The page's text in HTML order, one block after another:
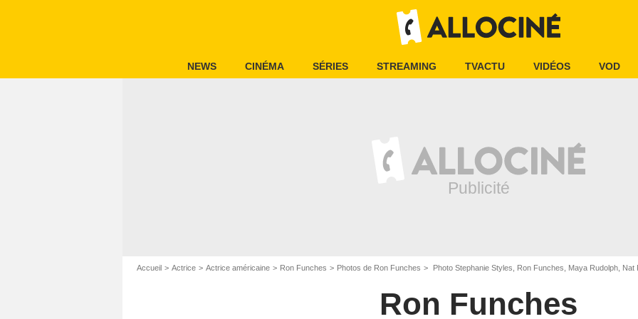
NEWS CINÉMA SÉRIES STREAMING TVACTU VIDÉOS VOD
Accueil Actrice Actrice américaine Ron Funches Photos de Ron Funches Photo Stephanie Styles, Ron Funches, Maya Rudolph,
Ron Funches